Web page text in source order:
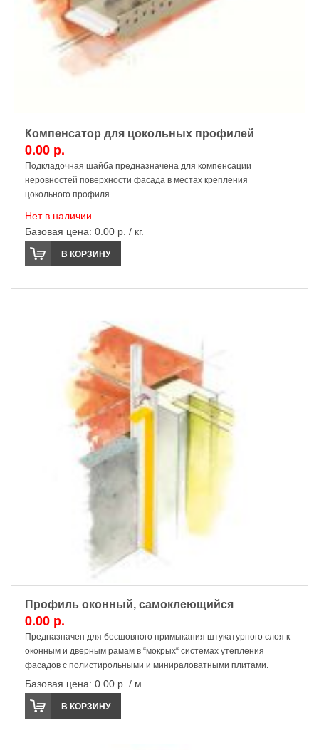
Компенсатор для цокольных профилей
0.00 р.
Подкладочная шайба предназначена для компенсации
неровностей поверхности фасада в местах крепления
цокольного профиля.
Нет в наличии
Базовая цена: 0.00 р. / кг.
В КОРЗИНУ
Профиль оконный, самоклеющийся
0.00 р.
Предназначен для бесшовного примыкания штукатурного слоя к
оконным и дверным рамам в “мокрых“ системах утепления
фасадов с полистирольными и минираловатными плитами.
Базовая цена: 0.00 р. / м.
В КОРЗИНУ